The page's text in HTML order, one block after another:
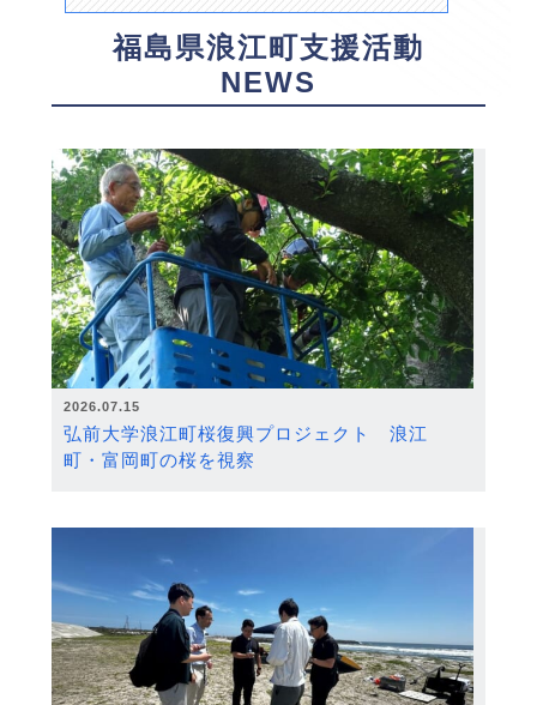
福島県浪江町支援活動
NEWS
2026.07.15
弘前大学浪江町桜復興プロジェクト 浪江
町・富岡町の桜を視察